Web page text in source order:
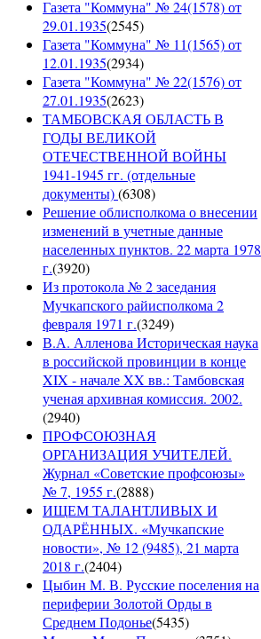
Газета "Коммуна" № 24(1578) от
29.01.1935(2545)
Газета "Коммуна" № 11(1565) от
12.01.1935(2934)
Газета "Коммуна" № 22(1576) от
27.01.1935(2623)
ТАМБОВСКАЯ ОБЛАСТЬ В
ГОДЫ ВЕЛИКОЙ
ОТЕЧЕСТВЕННОЙ ВОЙНЫ
1941-1945 гг. (отдельные
документы)(6308)
Решение облисполкома о внесении
изменений в учетные данные
населенных пунктов. 22 марта 1978
г.(3920)
Из протокола № 2 заседания
Мучкапского райисполкома 2
февраля 1971 г.(3249)
В.А. Алленова Историческая наука
в российской провинции в конце
XIX - начале XX вв.: Тамбовская
ученая архивная комиссия. 2002.
(2940)
ПРОФСОЮЗНАЯ
ОРГАНИЗАЦИЯ УЧИТЕЛЕЙ.
Журнал «Советские профсоюзы»
№ 7, 1955 г.(2888)
ИЩЕМ ТАЛАНТЛИВЫХ И
ОДАРЁННЫХ. «Мучкапские
новости», № 12 (9485), 21 марта
2018 г.(2404)
Цыбин М. В. Русские поселения на
периферии Золотой Орды в
Среднем Подонье(5435)